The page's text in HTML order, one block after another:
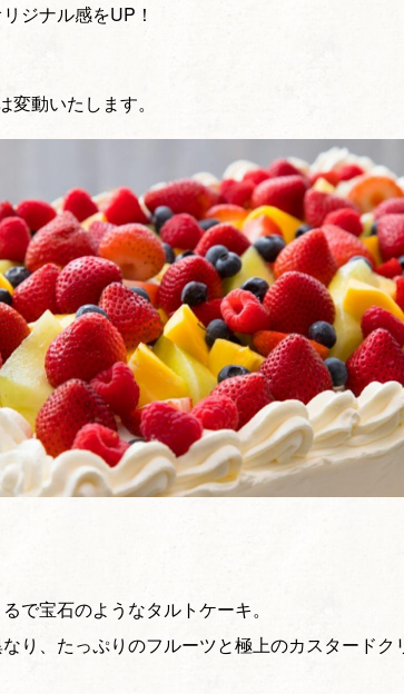
ジナル感をUP！
動いたします。
で宝石のようなタルトケーキ。
り、たっぷりのフルーツと極上のカスタードク